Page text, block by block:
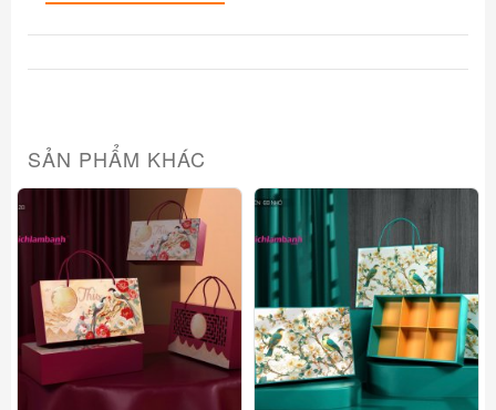
SẢN PHẨM KHÁC